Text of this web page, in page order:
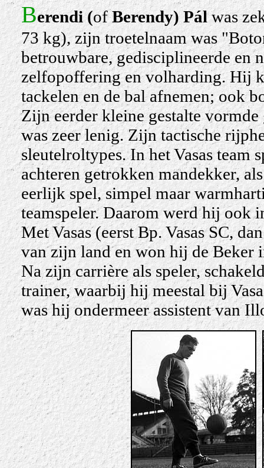
Berendi (ofBerendy) Pálwas
73 kg), zijn troetelnaam was
betrouwbare, gedisciplineerde en
zelfopoffering en volharding. Hij
tackelen en de bal afnemen; ook
Zijn eerder kleine gestalte
was zeer lenig. Zijn tactische
sleutelroltypes. In het Vasas team
achteren getrokken mandekker,
eerlijk spel, simpel maar
teamspeler. Daarom werd hij ook
Met Vasas (eerst Bp. Vasas SC,
van zijn land en won hij de Beker
Na zijn carrière als speler,
trainer, waarbij hij meestal bij
was hij ondermeer assistent van